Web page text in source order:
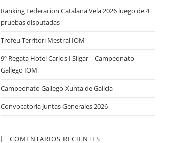
Ranking Federacion Catalana Vela 2026 luego de 4
pruebas disputadas
Trofeu Territori Mestral IOM
9º Regata Hotel Carlos I Silgar – Campeonato
Gallego IOM
Campeonato Gallego Xunta de Galicia
Convocatoria Juntas Generales 2026
COMENTARIOS RECIENTES